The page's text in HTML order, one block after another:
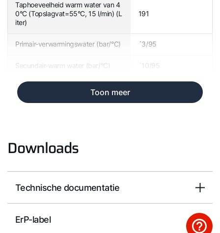
Taphoeveelheid warm water van 4
0°C (Topslagvat=55°C, 15 l/min) (L
iter)
191
Primair-verwarmingswater (bar/°C) ´3/95
Secundair-warm water (bar/°C) `10/95
Toon meer
Downloads
Technische documentatie
ErP-label